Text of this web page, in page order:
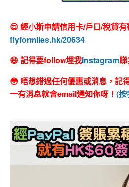
😍 經小斯申請信用卡/戶口/稅貸有
flyformiles.hk/20634
😆 記得要follow埋我Instagram
😳 唔想錯過任何優惠或消息，記
一有消息就會email通知你呀！ (按